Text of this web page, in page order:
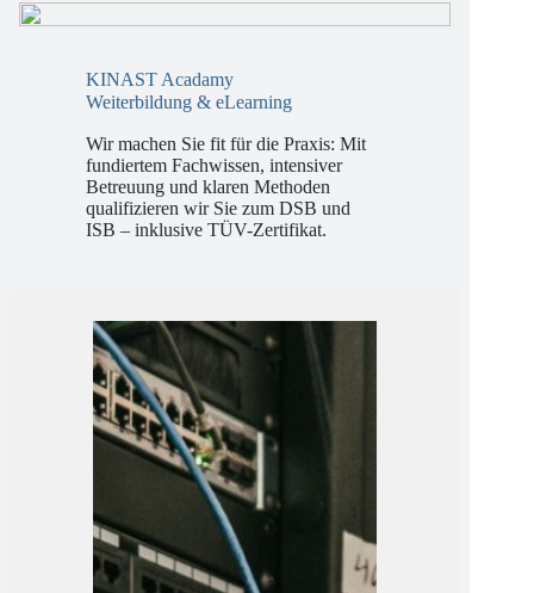
KINAST Acadamy
Wir machen Sie fit für die Praxis: Mit
fundiertem Fachwissen, intensiver
Betreuung und klaren Methoden
qualifizieren wir Sie zum DSB und